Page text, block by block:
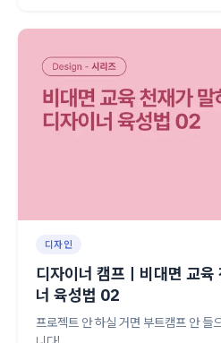
디자인
디자이너 캠프ㅣ비대면 교육
너 육성법 02
프로젝트 안 하실 거면 부트캠프 안 들